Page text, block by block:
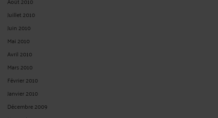
Novembre 2024
Octobre 2024
Septembre 2024
Août 2024
Juillet 2024
Juin 2024
Mai 2024
Avril 2024
Mars 2024